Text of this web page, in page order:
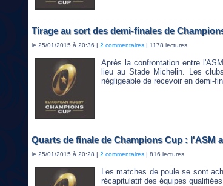
Tirage au sort des demi-finales de
le 25/01/2015 à 20:36 | 2 commentaires | 1178 lectures
Après la confrontation entre
lieu au Stade Michelin. Les
négligeable de recevoir en demi-
Quarts de finale de Champions Cup : l'ASM
le 25/01/2015 à 20:28 | 2 commentaires | 816 lectures
Les matches de poule se sont
récapitulatif des équipes